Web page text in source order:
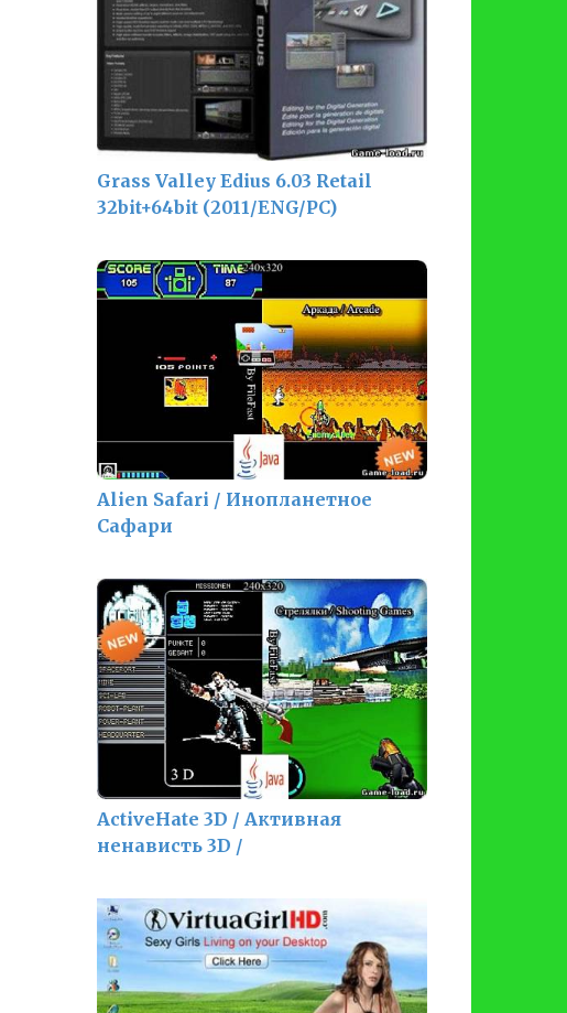
Grass Valley Edius 6.03 Retail
32bit+64bit (2011/ENG/PC)
Alien Safari / Инопланетное
Сафари
ActiveHate 3D / Активная
ненависть 3D /